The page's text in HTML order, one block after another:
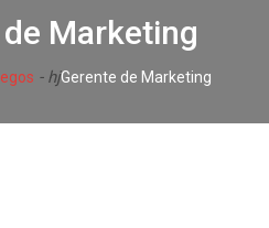
Marketing
- hjGerente de Marketing